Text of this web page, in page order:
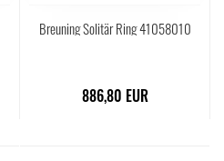
Breuning Solitär Ring 41058010
886,80 EUR